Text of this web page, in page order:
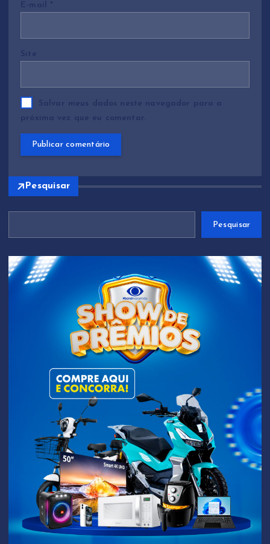
E-mail *
Site
Salvar meus dados neste navegador para a
próxima vez que eu comentar.
Pesquisar
Pesquisar